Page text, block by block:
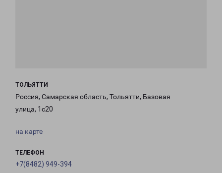
ТОЛЬЯТТИ
Россия, Самарская область, Тольятти, Базовая
улица, 1с20
на карте
ТЕЛЕФОН
+7(8482) 949-394